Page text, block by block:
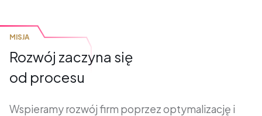
MISJA
Rozwój zaczyna się
od procesu
Wspieramy rozwój firm poprzez optymalizację i